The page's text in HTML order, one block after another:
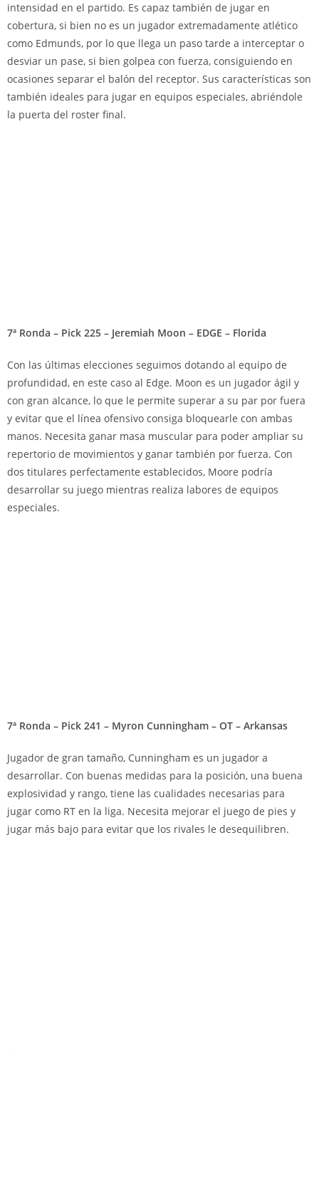
intensidad en el partido. Es capaz también de jugar en
cobertura, si bien no es un jugador extremadamente atlético
como Edmunds, por lo que llega un paso tarde a interceptar o
desviar un pase, si bien golpea con fuerza, consiguiendo en
ocasiones separar el balón del receptor. Sus características son
también ideales para jugar en equipos especiales, abriéndole
la puerta del roster final.
7ª Ronda – Pick 225 – Jeremiah Moon – EDGE – Florida
Con las últimas elecciones seguimos dotando al equipo de
profundidad, en este caso al Edge. Moon es un jugador ágil y
con gran alcance, lo que le permite superar a su par por fuera
y evitar que el línea ofensivo consiga bloquearle con ambas
manos. Necesita ganar masa muscular para poder ampliar su
repertorio de movimientos y ganar también por fuerza. Con
dos titulares perfectamente establecidos, Moore podría
desarrollar su juego mientras realiza labores de equipos
especiales.
7ª Ronda – Pick 241 – Myron Cunningham – OT – Arkansas
Jugador de gran tamaño, Cunningham es un jugador a
desarrollar. Con buenas medidas para la posición, una buena
explosividad y rango, tiene las cualidades necesarias para
jugar como RT en la liga. Necesita mejorar el juego de pies y
jugar más bajo para evitar que los rivales le desequilibren.